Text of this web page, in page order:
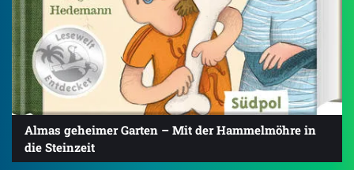
Almas geheimer Garten – Mit der Hammelmöhre in
die Steinzeit